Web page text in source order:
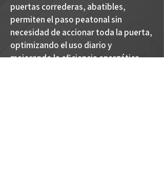
puertas correderas, abatibles,
permiten el paso peatonal sin
necesidad de accionar toda la puerta,
optimizando el uso diario y
mejorando la eficiencia energética.